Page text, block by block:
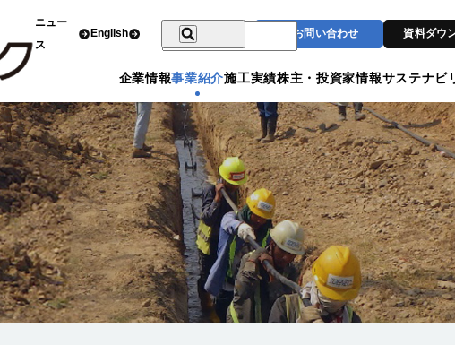
ニュー
ス
English お問い合わせ 資料ダウ
企業情報事業紹介施工実績株主・投資家情報サステナビ